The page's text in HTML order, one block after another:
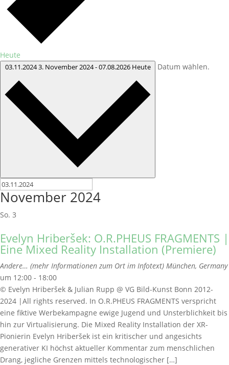
Heute
03.11.20243. November 2024-07.08.2026 Heute Datum wählen.
November 2024
So. 3
Evelyn Hriberšek: O.R.PHEUS FRAGMENTS |
Eine Mixed Reality Installation (Premiere)
Andere… (mehr Informationen zum Ort im Infotext) München, Germany
um 12:00 - 18:00
© Evelyn Hriberšek & Julian Rupp @ VG Bild-Kunst Bonn 2012-
2024 |All rights reserved. In O.R.PHEUS FRAGMENTS verspricht
eine fiktive Werbekampagne ewige Jugend und Unsterblichkeit bis
hin zur Virtualisierung. Die Mixed Reality Installation der XR-
Pionierin Evelyn Hriberšek ist ein kritischer und angesichts
generativer KI höchst aktueller Kommentar zum menschlichen
Drang, jegliche Grenzen mittels technologischer […]